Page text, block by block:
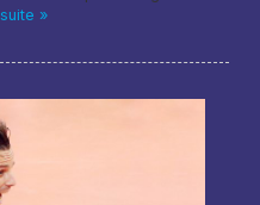
»